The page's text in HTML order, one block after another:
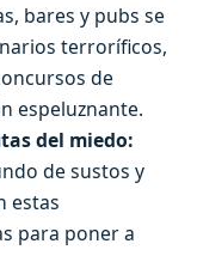
bares y pubs se
terroríficos,
de
espeluznante.
del miedo:
de sustos y
estas
para poner a